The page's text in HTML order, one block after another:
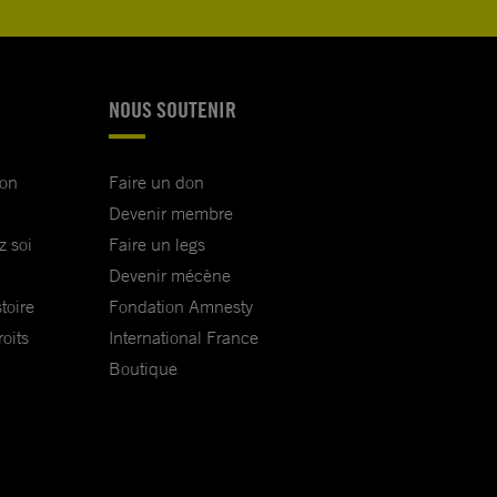
soi
NOUS SOUTENIR
Faire un don
Devenir membre
Faire un legs
Devenir mécène
Fondation Amnesty
International France
Boutique